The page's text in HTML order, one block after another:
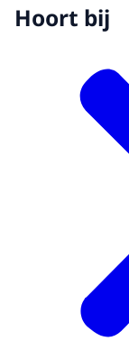
Hoort bij